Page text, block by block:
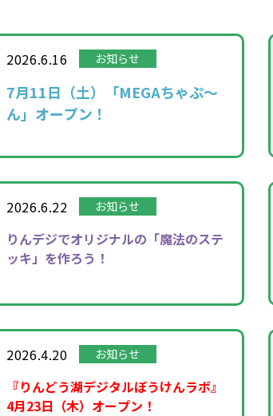
2026.6.16 お知らせ
7月11日（土）「MEGAちゃぷ～
ん」オープン！
2026.6.22 お知らせ
りんデジでオリジナルの「魔法のステ
ッキ」を作ろう！
2026.4.20 お知らせ
『りんどう湖デジタルぼうけんラボ』
4月23日（木）オープン！